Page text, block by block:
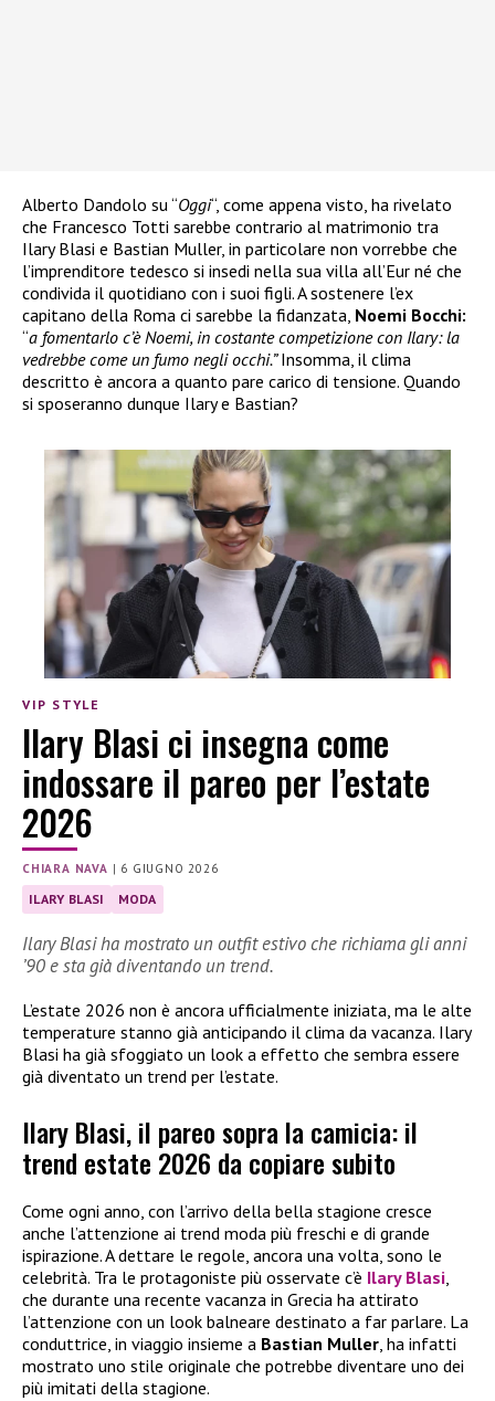
Alberto Dandolo su “Oggi“, come appena visto, ha rivelato
che Francesco Totti sarebbe contrario al matrimonio tra
Ilary Blasi e Bastian Muller, in particolare non vorrebbe che
l’imprenditore tedesco si insedi nella sua villa all’Eur né che
condivida il quotidiano con i suoi figli. A sostenere l’ex
capitano della Roma ci sarebbe la fidanzata, Noemi Bocchi:
“a fomentarlo c’è Noemi, in costante competizione con Ilary: la
vedrebbe come un fumo negli occhi.”Insomma, il clima
descritto è ancora a quanto pare carico di tensione. Quando
si sposeranno dunque Ilary e Bastian?
VIP STYLE
Ilary Blasi ci insegna come
indossare il pareo per l’estate
2026
CHIARA NAVA | 6 GIUGNO 2026
ILARY BLASI MODA
Ilary Blasi ha mostrato un outfit estivo che richiama gli anni
’90 e sta già diventando un trend.
L’estate 2026 non è ancora ufficialmente iniziata, ma le alte
temperature stanno già anticipando il clima da vacanza. Ilary
Blasi ha già sfoggiato un look a effetto che sembra essere
già diventato un trend per l’estate.
Ilary Blasi, il pareo sopra la camicia: il
trend estate 2026 da copiare subito
Come ogni anno, con l’arrivo della bella stagione cresce
anche l’attenzione ai trend moda più freschi e di grande
ispirazione. A dettare le regole, ancora una volta, sono le
celebrità. Tra le protagoniste più osservate c’è Ilary Blasi,
che durante una recente vacanza in Grecia ha attirato
l’attenzione con un look balneare destinato a far parlare. La
conduttrice, in viaggio insieme a Bastian Muller, ha infatti
mostrato uno stile originale che potrebbe diventare uno dei
più imitati della stagione.